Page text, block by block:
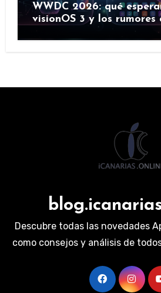
WWDC 2026: qué
visionOS 3 y los rumores
Descubre todas las novedades
como consejos y análisis de